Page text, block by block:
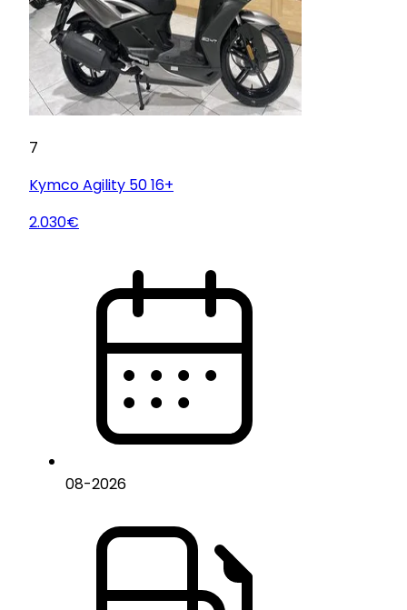
7
KymcoAgility 50 16+
2.030€
08-2026